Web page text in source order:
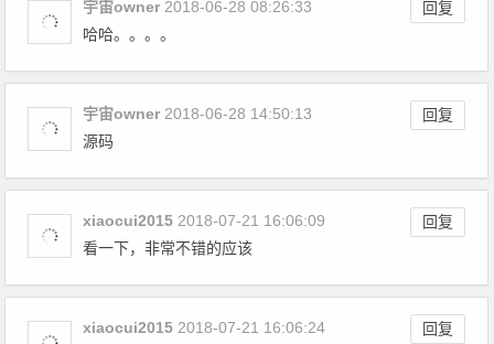
宇宙owner 回复
2018-06-28 08:26:33
哈哈。。。。
宇宙owner 回复
2018-06-28 14:50:13
源码
xiaocui2015 回复
2018-07-21 16:06:09
看一下，非常不错的应该
xiaocui2015 回复
2018-07-21 16:06:24